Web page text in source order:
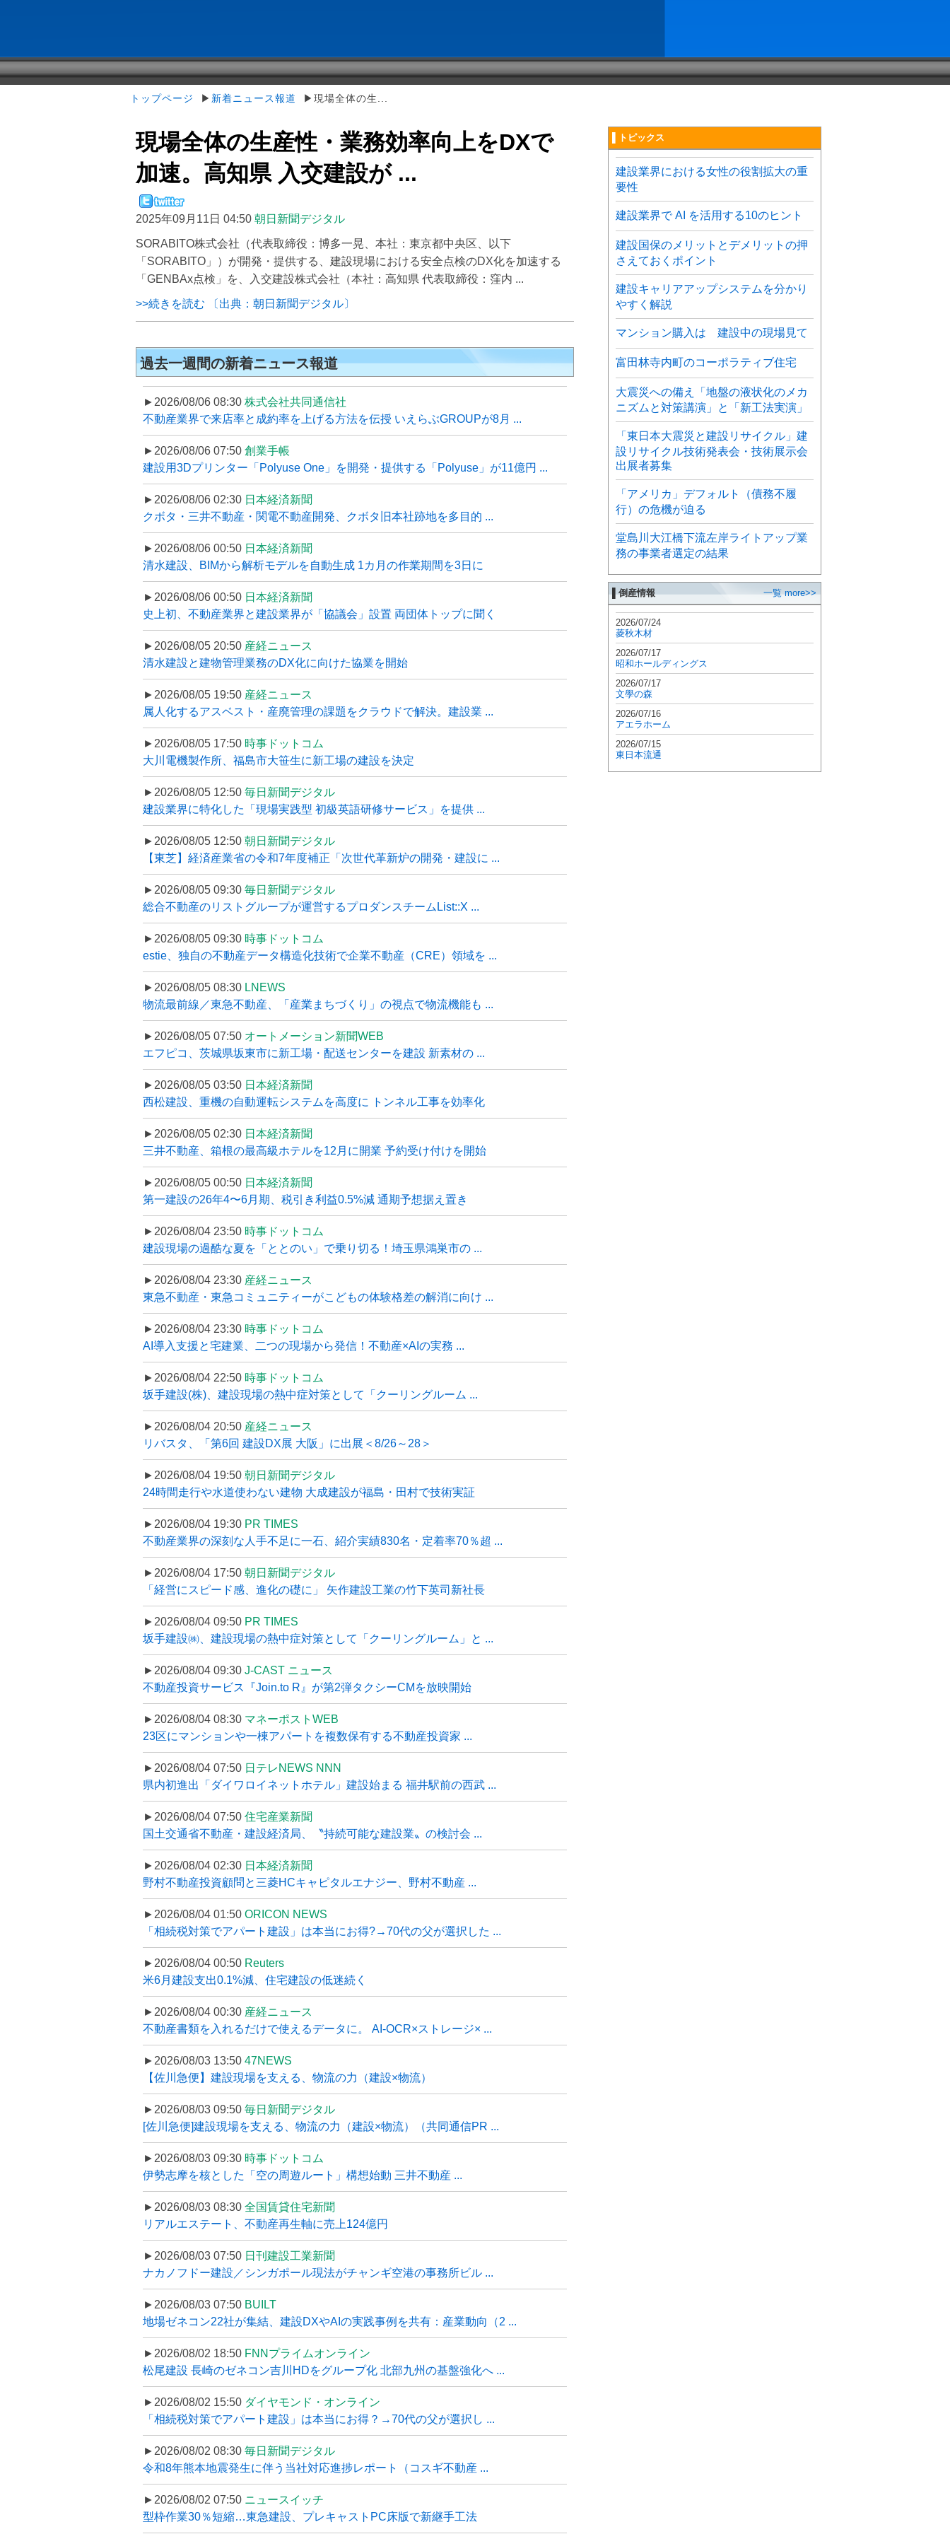
トップページ ▶ 新着ニュース報道 ▶現場全体の生...
現場全体の生産性・業務効率向上をDXで
加速。高知県 入交建設が ...
2025年09月11日 04:50 朝日新聞デジタル
SORABITO株式会社（代表取締役：博多一晃、本社：東京都中央区、以下
「SORABITO」）が開発・提供する、建設現場における安全点検のDX化を加速する
「GENBAx点検」を、入交建設株式会社（本社：高知県 代表取締役：窪内 ...
>>続きを読む 〔出典：朝日新聞デジタル〕
過去一週間の新着ニュース報道
►2026/08/06 08:30 株式会社共同通信社
不動産業界で来店率と成約率を上げる方法を伝授 いえらぶGROUPが8月 ...
►2026/08/06 07:50 創業手帳
建設用3Dプリンター「Polyuse One」を開発・提供する「Polyuse」が11億円 ...
►2026/08/06 02:30 日本経済新聞
クボタ・三井不動産・関電不動産開発、クボタ旧本社跡地を多目的 ...
►2026/08/06 00:50 日本経済新聞
清水建設、BIMから解析モデルを自動生成 1カ月の作業期間を3日に
►2026/08/06 00:50 日本経済新聞
史上初、不動産業界と建設業界が「協議会」設置 両団体トップに聞く
►2026/08/05 20:50 産経ニュース
清水建設と建物管理業務のDX化に向けた協業を開始
►2026/08/05 19:50 産経ニュース
属人化するアスベスト・産廃管理の課題をクラウドで解決。建設業 ...
►2026/08/05 17:50 時事ドットコム
大川電機製作所、福島市大笹生に新工場の建設を決定
►2026/08/05 12:50 毎日新聞デジタル
建設業界に特化した「現場実践型 初級英語研修サービス」を提供 ...
►2026/08/05 12:50 朝日新聞デジタル
【東芝】経済産業省の令和7年度補正「次世代革新炉の開発・建設に ...
►2026/08/05 09:30 毎日新聞デジタル
総合不動産のリストグループが運営するプロダンスチームList::X ...
►2026/08/05 09:30 時事ドットコム
estie、独自の不動産データ構造化技術で企業不動産（CRE）領域を ...
►2026/08/05 08:30 LNEWS
物流最前線／東急不動産、「産業まちづくり」の視点で物流機能も ...
►2026/08/05 07:50 オートメーション新聞WEB
エフピコ、茨城県坂東市に新工場・配送センターを建設 新素材の ...
►2026/08/05 03:50 日本経済新聞
西松建設、重機の自動運転システムを高度に トンネル工事を効率化
►2026/08/05 02:30 日本経済新聞
三井不動産、箱根の最高級ホテルを12月に開業 予約受け付けを開始
►2026/08/05 00:50 日本経済新聞
第一建設の26年4〜6月期、税引き利益0.5%減 通期予想据え置き
►2026/08/04 23:50 時事ドットコム
建設現場の過酷な夏を「ととのい」で乗り切る！埼玉県鴻巣市の ...
►2026/08/04 23:30 産経ニュース
東急不動産・東急コミュニティーがこどもの体験格差の解消に向け ...
►2026/08/04 23:30 時事ドットコム
AI導入支援と宅建業、二つの現場から発信！不動産×AIの実務 ...
►2026/08/04 22:50 時事ドットコム
坂手建設(株)、建設現場の熱中症対策として「クーリングルーム ...
►2026/08/04 20:50 産経ニュース
リバスタ、「第6回 建設DX展 大阪」に出展＜8/26～28＞
►2026/08/04 19:50 朝日新聞デジタル
24時間走行や水道使わない建物 大成建設が福島・田村で技術実証
►2026/08/04 19:30 PR TIMES
不動産業界の深刻な人手不足に一石、紹介実績830名・定着率70％超 ...
►2026/08/04 17:50 朝日新聞デジタル
「経営にスピード感、進化の礎に」 矢作建設工業の竹下英司新社長
►2026/08/04 09:50 PR TIMES
坂手建設㈱、建設現場の熱中症対策として「クーリングルーム」と ...
►2026/08/04 09:30 J-CAST ニュース
不動産投資サービス『Join.to R』が第2弾タクシーCMを放映開始
►2026/08/04 08:30 マネーポストWEB
23区にマンションや一棟アパートを複数保有する不動産投資家 ...
►2026/08/04 07:50 日テレNEWS NNN
県内初進出「ダイワロイネットホテル」建設始まる 福井駅前の西武 ...
►2026/08/04 07:50 住宅産業新聞
国土交通省不動産・建設経済局、〝持続可能な建設業〟の検討会 ...
►2026/08/04 02:30 日本経済新聞
野村不動産投資顧問と三菱HCキャピタルエナジー、野村不動産 ...
►2026/08/04 01:50 ORICON NEWS
「相続税対策でアパート建設」は本当にお得?→70代の父が選択した ...
►2026/08/04 00:50 Reuters
米6月建設支出0.1%減、住宅建設の低迷続く
►2026/08/04 00:30 産経ニュース
不動産書類を入れるだけで使えるデータに。 AI-OCR×ストレージ× ...
►2026/08/03 13:50 47NEWS
【佐川急便】建設現場を支える、物流の力（建設×物流）
►2026/08/03 09:50 毎日新聞デジタル
[佐川急便]建設現場を支える、物流の力（建設×物流）（共同通信PR ...
►2026/08/03 09:30 時事ドットコム
伊勢志摩を核とした「空の周遊ルート」構想始動 三井不動産 ...
►2026/08/03 08:30 全国賃貸住宅新聞
リアルエステート、不動産再生軸に売上124億円
►2026/08/03 07:50 日刊建設工業新聞
ナカノフドー建設／シンガポール現法がチャンギ空港の事務所ビル ...
►2026/08/03 07:50 BUILT
地場ゼネコン22社が集結、建設DXやAIの実践事例を共有：産業動向（2 ...
►2026/08/02 18:50 FNNプライムオンライン
松尾建設 長崎のゼネコン吉川HDをグループ化 北部九州の基盤強化へ ...
►2026/08/02 15:50 ダイヤモンド・オンライン
「相続税対策でアパート建設」は本当にお得？→70代の父が選択し ...
►2026/08/02 08:30 毎日新聞デジタル
令和8年熊本地震発生に伴う当社対応進捗レポート（コスギ不動産 ...
►2026/08/02 07:50 ニュースイッチ
型枠作業30％短縮…東急建設、プレキャストPC床版で新継手工法
▌トピックス
建設業界における女性の役割拡大の重
要性
建設業界で AI を活用する10のヒント
建設国保のメリットとデメリットの押
さえておくポイント
建設キャリアアップシステムを分かり
やすく解説
マンション購入は 建設中の現場見て
富田林寺内町のコーポラティブ住宅
大震災への備え「地盤の液状化のメカ
ニズムと対策講演」と「新工法実演」
「東日本大震災と建設リサイクル」建
設リサイクル技術発表会・技術展示会
出展者募集
「アメリカ」デフォルト（債務不履
行）の危機が迫る
堂島川大江橋下流左岸ライトアップ業
務の事業者選定の結果
▌倒産情報 一覧 more>>
2026/07/24
菱秋木材
2026/07/17
昭和ホールディングス
2026/07/17
文學の森
2026/07/16
アエラホーム
2026/07/15
東日本流通